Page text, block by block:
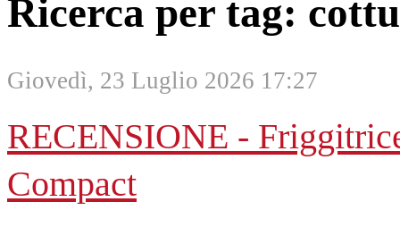
Ricerca per tag:
Giovedì, 23 Luglio 2026 17:27
RECENSIONE -
Compact